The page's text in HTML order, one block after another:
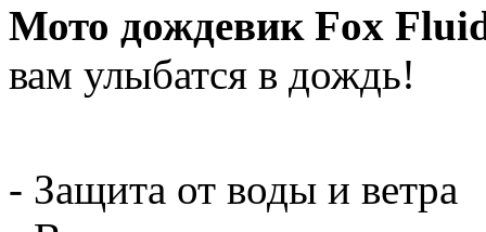
Мото дождевик Fox
вам улыбатся в дождь!
- Защита от воды и ветра